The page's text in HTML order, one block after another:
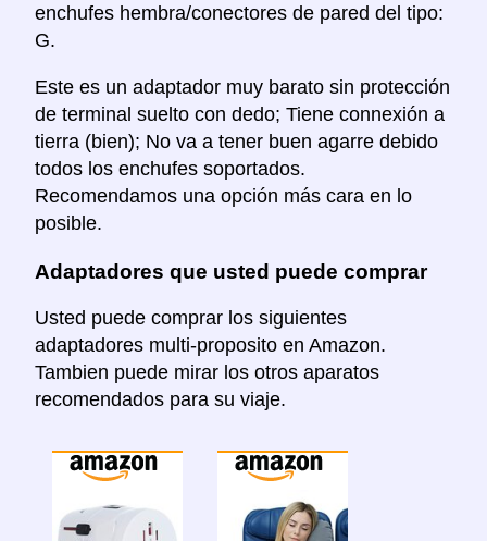
enchufes hembra/conectores de pared del tipo:
G.
Este es un adaptador muy barato sin protección
de terminal suelto con dedo; Tiene connexión a
tierra (bien); No va a tener buen agarre debido
todos los enchufes soportados.
Recomendamos una opción más cara en lo
posible.
Adaptadores que usted puede comprar
Usted puede comprar los siguientes
adaptadores multi-proposito en Amazon.
Tambien puede mirar los otros aparatos
recomendados para su viaje.